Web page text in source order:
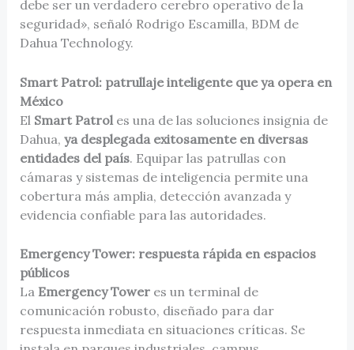
debe ser un verdadero cerebro operativo de la
seguridad», señaló Rodrigo Escamilla​, BDM de
Dahua Technology.
Smart Patrol: patrullaje inteligente que ya opera en
México
El Smart Patroles una de las soluciones insignia de
Dahua, ya desplegada exitosamente en diversas
entidades del país. Equipar las patrullas con
cámaras y sistemas de inteligencia permite una
cobertura más amplia, detección avanzada y
evidencia confiable para las autoridades.
Emergency Tower: respuesta rápida en espacios
públicos
La Emergency Toweres un terminal de
comunicación robusto, diseñado para dar
respuesta inmediata en situaciones críticas. Se